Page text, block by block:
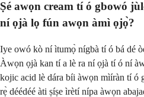
Ṣé awọn cream tí ó gbowó
ní ọjà lọ fún awọn àmì ọjọ̀?
Iye owó kò ní ìtumọ̀ nígbà tí ó bá dé
Àwọn ọjà kan tí a lè ra ní ọjà tí ó ní
kojic acid lè dára bíi àwọn mìíràn tí
rẹ̀ déédéé àti ṣíṣe ìrètí nípa àwọn